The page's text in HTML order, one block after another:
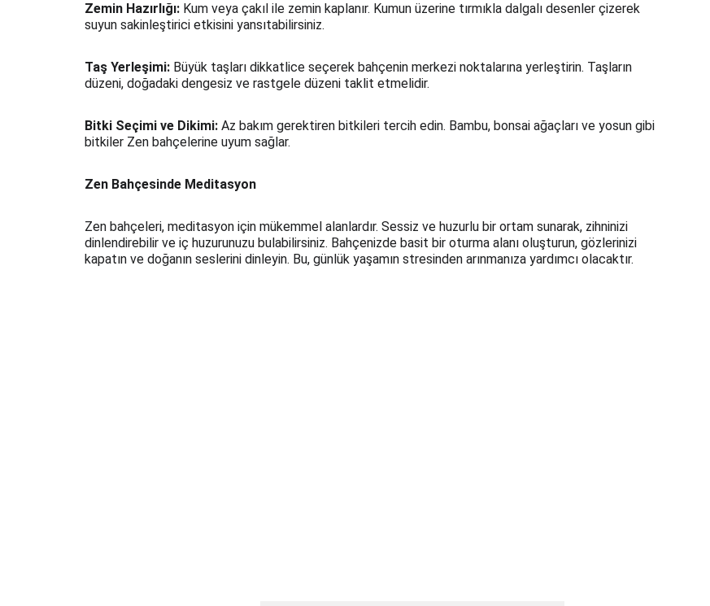
Zemin Hazırlığı: Kum veya çakıl ile zemin kaplanır. Kumun üzerine tırmıkla dalgalı desenler çizerek
suyun sakinleştirici etkisini yansıtabilirsiniz.
Taş Yerleşimi: Büyük taşları dikkatlice seçerek bahçenin merkezi noktalarına yerleştirin. Taşların
düzeni, doğadaki dengesiz ve rastgele düzeni taklit etmelidir.
Bitki Seçimi ve Dikimi: Az bakım gerektiren bitkileri tercih edin. Bambu, bonsai ağaçları ve yosun gibi
bitkiler Zen bahçelerine uyum sağlar.
Zen Bahçesinde Meditasyon
Zen bahçeleri, meditasyon için mükemmel alanlardır. Sessiz ve huzurlu bir ortam sunarak, zihninizi
dinlendirebilir ve iç huzurunuzu bulabilirsiniz. Bahçenizde basit bir oturma alanı oluşturun, gözlerinizi
kapatın ve doğanın seslerini dinleyin. Bu, günlük yaşamın stresinden arınmanıza yardımcı olacaktır.